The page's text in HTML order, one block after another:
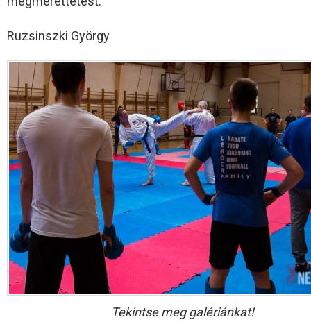
Ruzsinszki György
Tekintse meg galériánkat!